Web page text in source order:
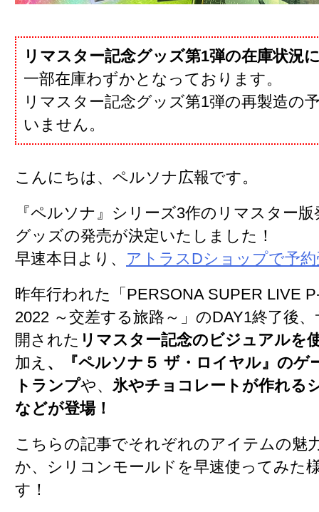
リマスター記念グッズ第1弾の在庫状況
一部在庫わずかとなっております。
リマスター記念グッズ第1弾の再製造の
いません。
こんにちは、ペルソナ広報です。
『ペルソナ』シリーズ3作のリマスター
グッズの発売が決定いたしました！
早速本日より、 アトラスDショップで予
昨年行われた「PERSONA SUPER LIVE
2022 ～交差する旅路～」のDAY1終了後
開された リマスター記念のビジュアルを
加え 、『ペルソナ５ ザ・ロイヤル』のゲ
トランプや、 氷やチョコレートが作れる
などが登場！
こちらの記事でそれぞれのアイテムの魅
か、シリコンモールドを早速使ってみた
す！